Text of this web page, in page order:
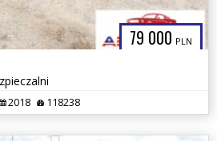
79 000 PLN
2018 118238